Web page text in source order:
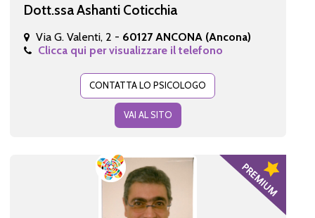
Dott.ssa Ashanti Coticchia
Via G. Valenti, 2 - 60127 ANCONA (Ancona)
Clicca qui per visualizzare il telefono
CONTATTA LO PSICOLOGO
VAI AL SITO